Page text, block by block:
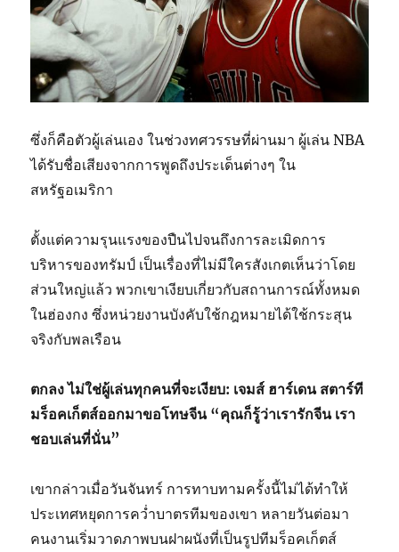
ซึ่งก็คือตัวผู้เล่นเอง ในช่วงทศวรรษที่ผ่านมา ผู้เล่น NBA
ได้รับชื่อเสียงจากการพูดถึงประเด็นต่างๆ ใน
สหรัฐอเมริกา
ตั้งแต่ความรุนแรงของปืนไปจนถึงการละเมิดการ
บริหารของทรัมป์ เป็นเรื่องที่ไม่มีใครสังเกตเห็นว่าโดย
ส่วนใหญ่แล้ว พวกเขาเงียบเกี่ยวกับสถานการณ์ทั้งหมด
ในฮ่องกง ซึ่งหน่วยงานบังคับใช้กฎหมายได้ใช้กระสุน
จริงกับพลเรือน
ตกลง ไม่ใช่ผู้เล่นทุกคนที่จะเงียบ: เจมส์ ฮาร์เดน สตาร์ที
มร็อคเก็ตส์ออกมาขอโทษจีน “คุณก็รู้ว่าเรารักจีน เรา
ชอบเล่นที่นั่น”
เขากล่าวเมื่อวันจันทร์ การทาบทามครั้งนี้ไม่ได้ทำให้
ประเทศหยุดการคว่ำบาตรทีมของเขา หลายวันต่อมา
คนงานเริ่มวาดภาพบนฝาผนังที่เป็นรูปทีมร็อคเก็ตส์